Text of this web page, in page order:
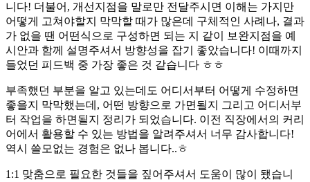
니다! 더불어, 개선지점을 말로만 전달주시면 이해는 가지만
어떻게 고쳐야할지 막막할 때가 많은데 구체적인 사례나, 결과
가 없을 땐 어떤식으로 구성하면 되는 지 같이 보완지점을 예
시안과 함께 설명주셔서 방향성을 잡기 좋았습니다! 이때까지
들었던 피드백 중 가장 좋은 것 같습니다 ㅎㅎ
부족했던 부분을 알고 있는데도 어디서부터 어떻게 수정하면
좋을지 막막했는데, 어떤 방향으로 가면될지 그리고 어디서부
터 작업을 하면될지 정리가 되었습니다. 이전 직장에서의 커리
어에서 활용할 수 있는 방법을 알려주셔서 너무 감사합니다!
역시 쓸모없는 경험은 없나 봅니다..ㅎ
1:1 맞춤으로 필요한 것들을 짚어주셔서 도움이 많이 됐습니